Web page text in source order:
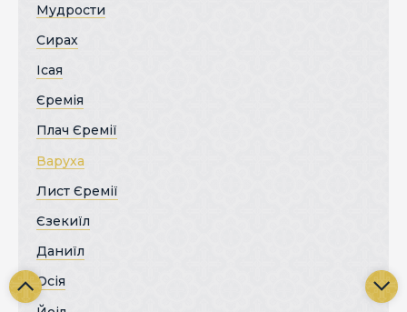
Мудрости
Сирах
Ісая
Єремія
Плач Єремії
Варуха
Лист Єремії
Єзекиїл
Даниїл
Осія